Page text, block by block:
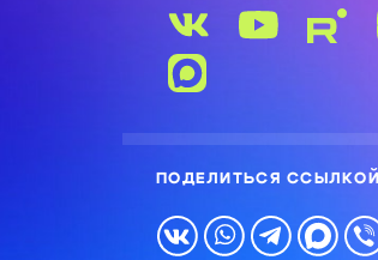
ПОДЕЛИТЬСЯ ССЫЛКОЙ